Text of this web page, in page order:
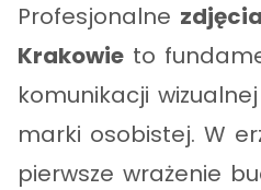
Profesjonalne
Krakowie to
komunikacji
marki osobistej. W
pierwsze wrażenie